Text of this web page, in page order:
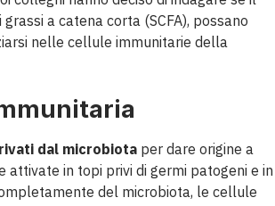
a catena corta (SCFA), possano
nelle cellule immunitarie della
dal microbiota per dare origine a
in topi privi di germi patogeni e in
del microbiota, le cellule